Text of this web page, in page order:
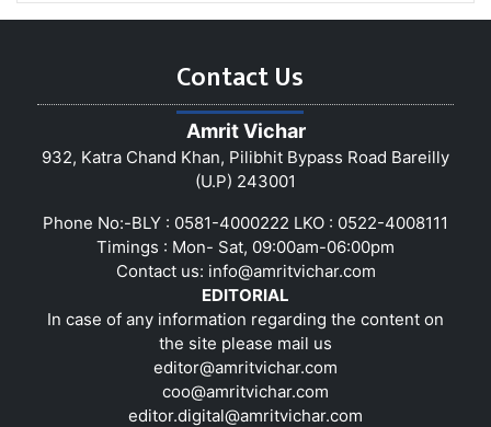
Contact Us
Amrit Vichar
932, Katra Chand Khan, Pilibhit Bypass Road Bareilly
(U.P) 243001
Phone No:-BLY : 0581-4000222 LKO : 0522-4008111
Timings : Mon- Sat, 09:00am-06:00pm
Contact us: info@amritvichar.com
EDITORIAL
In case of any information regarding the content on
the site please mail us
editor@amritvichar.com
coo@amritvichar.com
editor.digital@amritvichar.com